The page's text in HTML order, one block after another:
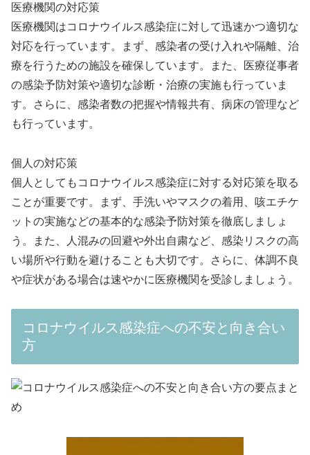
医療機関の対応策
医療機関はコロナウイルス感染症に対して迅速かつ適切な
対応を行っています。まず、感染者の受け入れや隔離、治
療を行うための施設を確保しています。また、医療従事者
の感染予防対策や適切な診断・治療の実施も行っていま
す。さらに、感染者数の把握や情報共有、病床の管理など
も行っています。
個人の対応策
個人としてもコロナウイルス感染症に対する対応策を取る
ことが重要です。まず、手洗いやマスクの着用、咳エチケ
ットの実施などの基本的な感染予防対策を徹底しましょ
う。また、人混みの回避や外出自粛など、感染リスクの高
い場所や行動を避けることも大切です。さらに、体調不良
や症状がある場合は速やかに医療機関を受診しましょう。
コロナウイルス感染症への不安と向き合い
方